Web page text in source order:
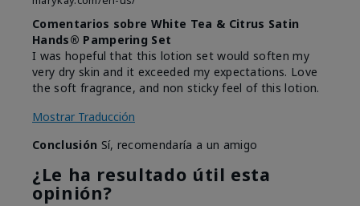
Comentarios sobre White Tea & Citrus Satin
Hands® Pampering Set
I was hopeful that this lotion set would soften my
very dry skin and it exceeded my expectations. Love
the soft fragrance, and non sticky feel of this lotion.
Mostrar Traducción
Conclusión Sí, recomendaría a un amigo
¿Le ha resultado útil esta
opinión?